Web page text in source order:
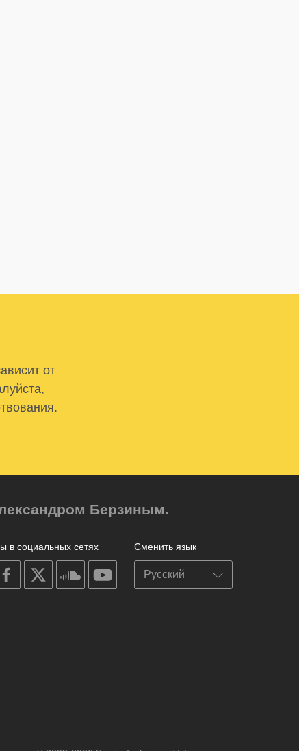
от
Берзиным.
Сменить язык
в социальных сетях
on
facebook
soundcloudyoutube